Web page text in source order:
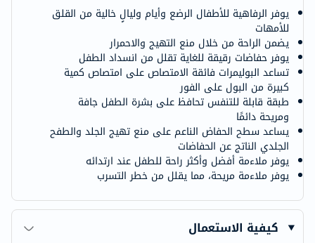
يوفر الرفاهية للأطفال الرضع وأيام وليالٍ خالية من القلق
للأمهات
يضمن الراحة من خلال منع التهيج والاحمرار
يوفر حفاضات رقيقة للغاية تقلل من انسداد الطفل
تساعد البوليمرات فائقة الامتصاص على امتصاص كمية
كبيرة من البول على الفور
طبقة قابلة للتنفس تحافظ على بشرة الطفل جافة
ومريحة دائمًا
يساعد سطح الحفاض الناعم على منع تهيج الجلد والطفح
الجلدي الناتج عن الحفاضات
يوفر ملاءمة أفضل وأكثر راحة للطفل عند ارتدائه
يوفر ملاءمة مريحة، مما يقلل من خطر التسرب
كيفية الاستعمال